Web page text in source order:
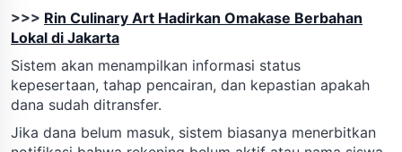
>>> Rin Culinary Art Hadirkan Omakase Berbahan
Lokal di Jakarta
Sistem akan menampilkan informasi status
kepesertaan, tahap pencairan, dan kepastian apakah
dana sudah ditransfer.
Jika dana belum masuk, sistem biasanya menerbitkan